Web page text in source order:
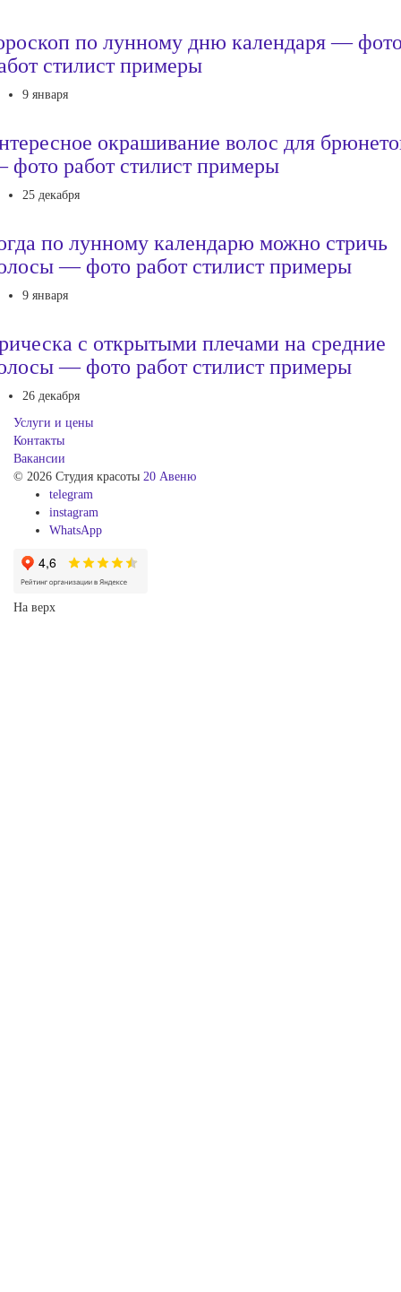
по лунному дню календаря —
стилист примеры
9 января
окрашивание волос для
работ стилист примеры
25 декабря
по лунному календарю можно стричь
— фото работ стилист примеры
9 января
с открытыми плечами на средние
— фото работ стилист примеры
26 декабря
Услуги и цены
Контакты
Вакансии
© 2026 Студия красоты 20 Авеню
telegram
instagram
WhatsApp
На верх